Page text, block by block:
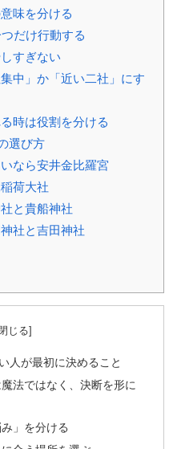
味を分ける
だけ行動する
すぎない
中」か「近い二社」にす
時は役割を分ける
選び方
なら安井金比羅宮
荷大社
と貴船神社
社と吉田神社
人が最初に決めること
法ではなく、決断を形に
」を分ける